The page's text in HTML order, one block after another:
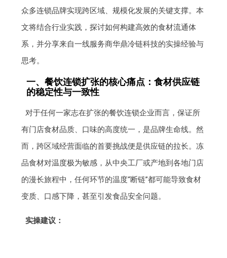
众多连锁品牌实现跨区域、规模化发展的关键支撑。本
文将结合行业实践，探讨如何构建高效的食材流通体
系，并分享来自一线服务商华鼎冷链科技的实操经验与
思考。
一、餐饮连锁扩张的核心痛点：食材供应链
的稳定性与一致性
对于任何一家志在扩张的餐饮连锁企业而言，保证所
有门店食材品质、口味的高度统一，是品牌生命线。然
而，跨区域经营面临的首要挑战便是供应链的拉长。冻
品食材对温度极为敏感，从中央工厂或产地到各地门店
的漫长旅程中，任何环节的温度“断链”都可能导致食材
变质、口感下降，甚至引发食品安全问题。
实操建议：